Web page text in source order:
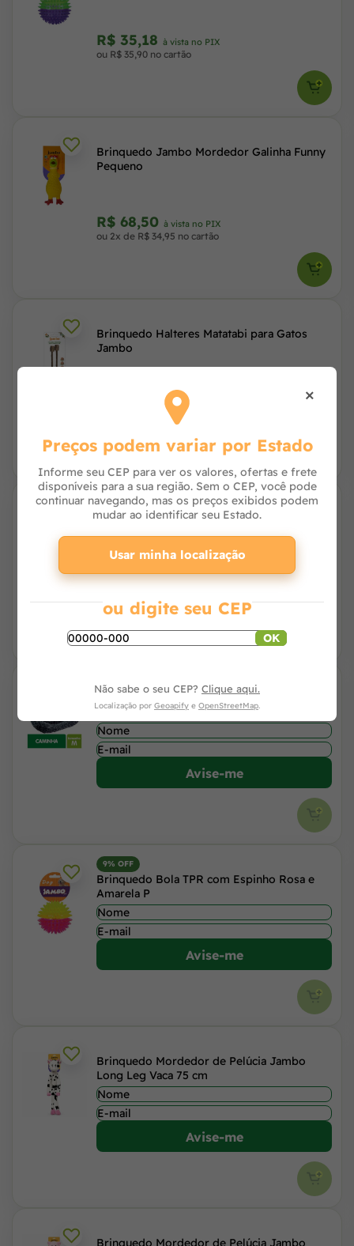
R$ 35,18 à vista no PIX
ou R$ 35,90 no cartão
Brinquedo Jambo Mordedor Galinha Funny
Pequeno
R$ 68,50 à vista no PIX
ou 2x de R$ 34,95 no cartão
Brinquedo Halteres Matatabi para Gatos
Jambo
à vista no PIX
ou R$ 33,90 no cartão
10% OFF
Cama Curly Soft Jambo Pet Macia Cães e
Cama Curly Soft Jambo Pet Macia Cães e
Gatos Cinza Escuro
Avise-me
9% OFF
Brinquedo Bola TPR com Espinho Rosa e
Amarela P
Avise-me
Brinquedo Mordedor de Pelúcia Jambo
Long Leg Vaca 75 cm
Avise-me
Brinquedo Mordedor de Pelúcia Jambo
×
Preços podem variar por Estado
Informe seu CEP para ver os valores, ofertas e frete
disponíveis para a sua região. Sem o CEP, você pode
continuar navegando, mas os preços exibidos podem
mudar ao identificar seu Estado.
Usar minha localização
ou digite seu CEP
OK
Não sabe o seu CEP? Clique aqui.
Localização por Geoapify e OpenStreetMap